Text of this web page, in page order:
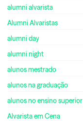
alumni alvarista
Alumni Alvaristas
alumni day
alumni night
alunos mestrado
alunos na graduação
alunos no ensino superior
Alvarista em Cena